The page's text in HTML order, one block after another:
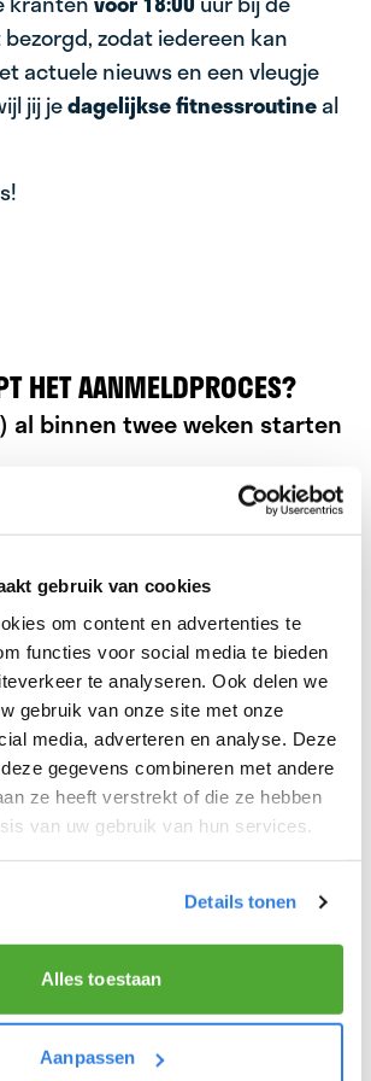
gebruik van cookies
om content en advertenties te
functies voor social media te bieden
te analyseren. Ook delen we
gebruik van onze site met onze
media, adverteren en analyse. Deze
gegevens combineren met andere
ze heeft verstrekt of die ze hebben
van uw gebruik van hun services.
Details tonen
Alles toestaan
Aanpassen
zodat iedereen kan
actuele nieuws en een vleugje
jij jedagelijkse fitnessroutineal
HET AANMELDPROCES?
al binnen twee weken starten